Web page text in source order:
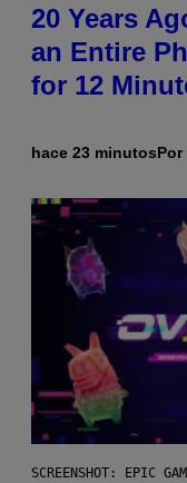
20 Years
an Entire
for 12
hace 23 minutosPor
SCREENSHOT: EPIC